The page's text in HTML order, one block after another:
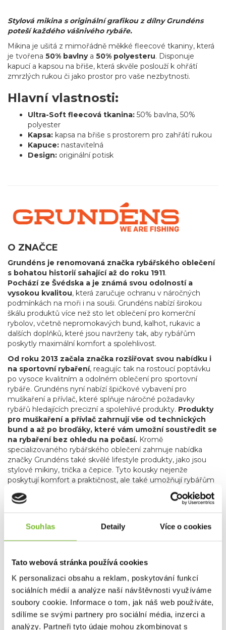
Souhlas Detaily Více o cookies
Tato webová stránka používá cookies
K personalizaci obsahu a reklam, poskytování funkcí
sociálních médií a analýze naší návštěvnosti využíváme
soubory cookie. Informace o tom, jak náš web používáte,
sdílíme se svými partnery pro sociální média, inzerci a
analýzy. Partneři tyto údaje mohou zkombinovat s
Stylová mikina s originální grafikou z dílny Grundéns
poteší každého vášnivého rybáře.
Mikina je ušitá z mimořádně měkké fleecové tkaniny, která
je tvořena 50% bavlny a 50% polyesteru. Disponuje
kapucí a kapsou na břiše, která skvěle poslouží k ohřátí
zmrzlých rukou či jako prostor pro vaše nezbytnosti.
Hlavní vlastnosti:
Ultra-Soft fleecová tkanina: 50% bavlna, 50%
polyester
Kapsa: kapsa na břiše s prostorem pro zahřátí rukou
Kapuce: nastavitelná
Design: originální potisk
O ZNAČCE
Grundéns je renomovaná značka rybářského oblečení
s bohatou historií sahající až do roku 1911.
Pochází ze Švédska a je známá svou odolností a
vysokou kvalitou, která zaručuje ochranu v náročných
podmínkách na moři i na souši. Grundéns nabízí širokou
škálu produktů více než sto let oblečení pro komerční
rybolov, včetně nepromokavých bund, kalhot, rukavic a
dalších doplňků, které jsou navrženy tak, aby rybářům
poskytly maximální komfort a spolehlivost.
Od roku 2013 začala značka rozšiřovat svou nabídku i
na sportovní rybaření, reagujíc tak na rostoucí poptávku
po vysoce kvalitním a odolném oblečení pro sportovní
rybáře. Grundéns nyní nabízí špičkové vybavení pro
muškaření a přívlač, které splňuje náročné požadavky
rybářů hledajících precizní a spolehlivé produkty. Produkty
pro muškaření a přívlač zahrnují vše od technických
bund a až po broďáky, které vám umožní soustředit se
na rybaření bez ohledu na počasí. Kromě
specializovaného rybářského oblečení zahrnuje nabídka
značky Grundéns také skvělé lifestyle produkty, jako jsou
stylové mikiny, trička a čepice. Tyto kousky nejenže
poskytují komfort a praktičnost, ale také umožňují rybářům
a outdoorovým nadšencům nosit oblečení, které reflektuje
jejich vášeň pro rybaření i v běžném životě.
materiálům, udržitelnosti a kvalitě je oblíbenou
suchu, teple a stylu. Přidejte se k tisícům spokojených
zákazníků a objevte, proč je Grundéns synonymem pro
nejlepší rybářské oblečení na trhu.
Společnost MORIS design s.r.o., provozovateleshopu
SAVETHEDAY.CZ je hrdý exkluzivní distributor značky